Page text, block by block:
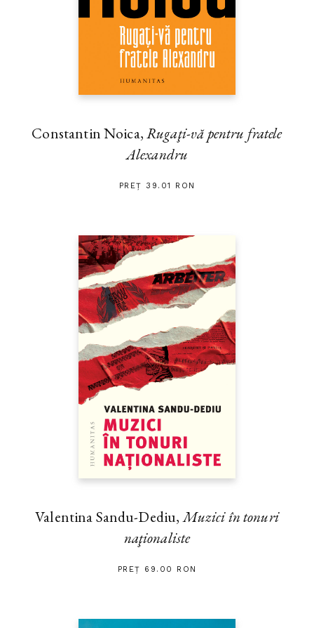
Constantin Noica,Rugaţi-vă pentru fratele
Alexandru
PREȚ 39.01 RON
Valentina Sandu-Dediu,Muzici în tonuri
naţionaliste
PREȚ 69.00 RON